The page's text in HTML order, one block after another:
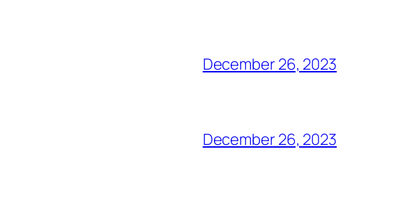
December 26, 2023
December 26, 2023